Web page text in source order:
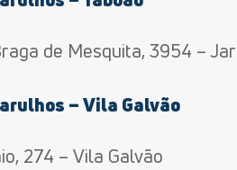
de Mesquita, 3954 –
– Vila Galvão
274 – Vila Galvão